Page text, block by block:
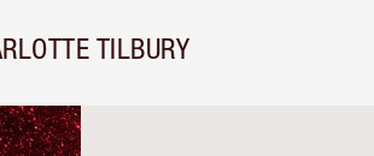
TILBURY